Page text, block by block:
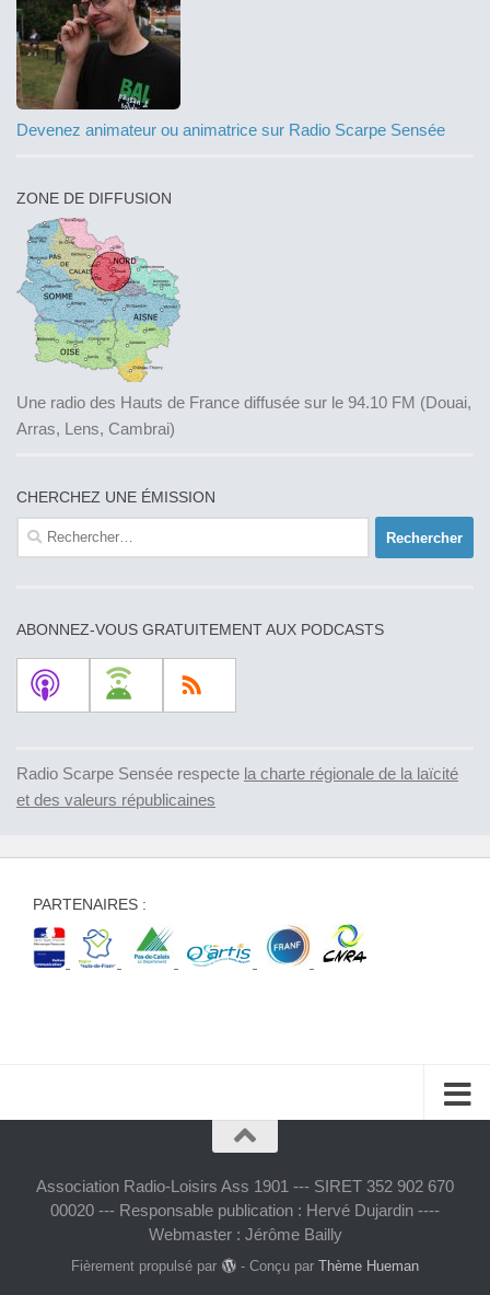
Devenez animateur ou animatrice sur Radio Scarpe Sensée
ZONE DE DIFFUSION
Une radio des Hauts de France diffusée sur le 94.10 FM (Douai,
Arras, Lens, Cambrai)
CHERCHEZ UNE ÉMISSION
Rechercher :
ABONNEZ-VOUS GRATUITEMENT AUX PODCASTS
Radio Scarpe Sensée respecte la charte régionale de la laïcité
et des valeurs républicaines
PARTENAIRES :
Association Radio-Loisirs Ass 1901 --- SIRET 352 902 670
00020 --- Responsable publication : Hervé Dujardin ----
Webmaster : Jérôme Bailly
Fièrement propulsé par - Conçu par Thème Hueman